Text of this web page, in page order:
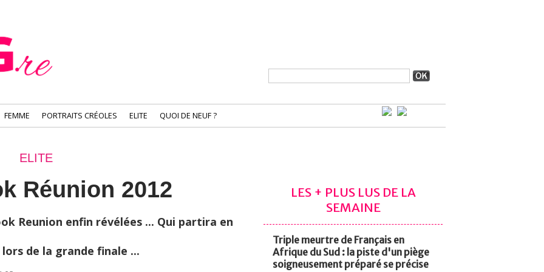
FEMME PORTRAITS CRÉOLES ELITE QUOI DE NEUF ?
ELITE
Réunion 2012
Reunion enfin révélées ... Qui partira en
de la grande finale ...
LES + PLUS LUS DE LA
SEMAINE
Triple meurtre de Français en
Afrique du Sud : la piste d'un piège
soigneusement préparé se précise